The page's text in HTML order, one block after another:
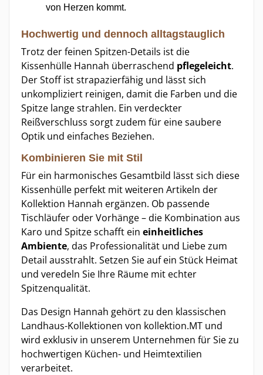
von Herzen kommt.
Hochwertig und dennoch alltagstauglich
Trotz der feinen Spitzen-Details ist die
Kissenhülle Hannah überraschend pflegeleicht.
Der Stoff ist strapazierfähig und lässt sich
unkompliziert reinigen, damit die Farben und die
Spitze lange strahlen. Ein verdeckter
Reißverschluss sorgt zudem für eine saubere
Optik und einfaches Beziehen.
Kombinieren Sie mit Stil
Für ein harmonisches Gesamtbild lässt sich diese
Kissenhülle perfekt mit weiteren Artikeln der
Kollektion Hannah ergänzen. Ob passende
Tischläufer oder Vorhänge – die Kombination aus
Karo und Spitze schafft ein einheitliches
Ambiente, das Professionalität und Liebe zum
Detail ausstrahlt. Setzen Sie auf ein Stück Heimat
und veredeln Sie Ihre Räume mit echter
Spitzenqualität.
Das Design Hannah gehört zu den klassischen
Landhaus-Kollektionen von kollektion.MT und
wird exklusiv in unserem Unternehmen für Sie zu
hochwertigen Küchen- und Heimtextilien
verarbeitet.